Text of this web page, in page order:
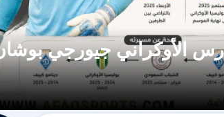
الأوكراني جيورجي